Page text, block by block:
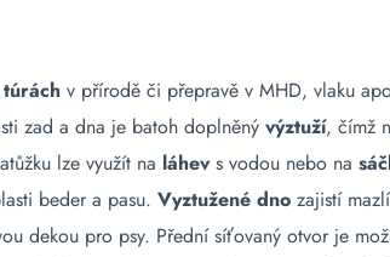
v přírodě či přepravě v MHD, vlaku
zad a dna je batoh doplněný výztuží, čímž
lze využít na láhevs vodou nebo na
beder a pasu. Vyztužené dno zajistí
dekou pro psy. Přední síťovaný otvor je